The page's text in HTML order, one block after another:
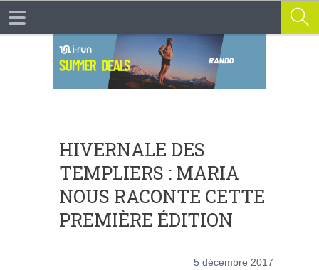
HIVERNALE DES
TEMPLIERS : MARIA
NOUS RACONTE CETTE
PREMIÈRE ÉDITION
5 décembre 2017